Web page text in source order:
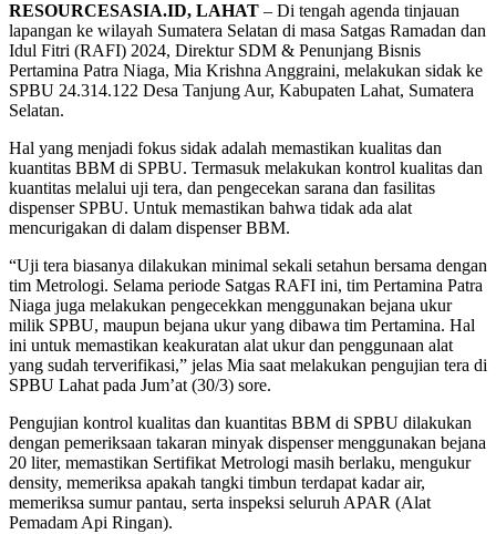
RESOURCESASIA.ID, LAHAT – Di tengah agenda tinjauan
lapangan ke wilayah Sumatera Selatan di masa Satgas Ramadan dan
Idul Fitri (RAFI) 2024, Direktur SDM & Penunjang Bisnis
Pertamina Patra Niaga, Mia Krishna Anggraini, melakukan sidak ke
SPBU 24.314.122 Desa Tanjung Aur, Kabupaten Lahat, Sumatera
Selatan.
Hal yang menjadi fokus sidak adalah memastikan kualitas dan
kuantitas BBM di SPBU. Termasuk melakukan kontrol kualitas dan
kuantitas melalui uji tera, dan pengecekan sarana dan fasilitas
dispenser SPBU. Untuk memastikan bahwa tidak ada alat
mencurigakan di dalam dispenser BBM.
“Uji tera biasanya dilakukan minimal sekali setahun bersama dengan
tim Metrologi. Selama periode Satgas RAFI ini, tim Pertamina Patra
Niaga juga melakukan pengecekkan menggunakan bejana ukur
milik SPBU, maupun bejana ukur yang dibawa tim Pertamina. Hal
ini untuk memastikan keakuratan alat ukur dan penggunaan alat
yang sudah terverifikasi,” jelas Mia saat melakukan pengujian tera di
SPBU Lahat pada Jum’at (30/3) sore.
Pengujian kontrol kualitas dan kuantitas BBM di SPBU dilakukan
dengan pemeriksaan takaran minyak dispenser menggunakan bejana
20 liter, memastikan Sertifikat Metrologi masih berlaku, mengukur
density, memeriksa apakah tangki timbun terdapat kadar air,
memeriksa sumur pantau, serta inspeksi seluruh APAR (Alat
Pemadam Api Ringan).